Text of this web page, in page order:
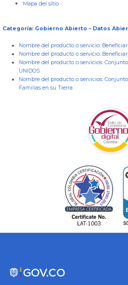
Mapa del sitio
Categoría: Gobierno Abierto – Datos
Nombre del producto o servicio:
Nombre del producto o servicio:
Nombre del producto o servicios:
UNIDOS
Nombre del producto o servicios:
Familias en su Tierra